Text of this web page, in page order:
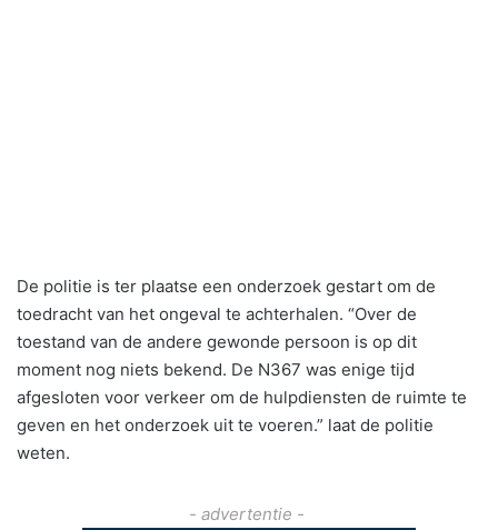
De politie is ter plaatse een onderzoek gestart om de
toedracht van het ongeval te achterhalen. “Over de
toestand van de andere gewonde persoon is op dit
moment nog niets bekend. De N367 was enige tijd
afgesloten voor verkeer om de hulpdiensten de ruimte te
geven en het onderzoek uit te voeren.” laat de politie
weten.
- advertentie -